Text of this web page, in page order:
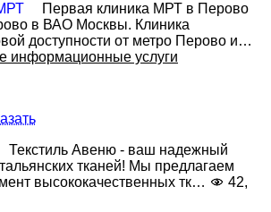
Первая клиника МРТ в Перово
в ВАО Москвы. Клиника
доступности от метро Перово и…
информационные услуги
Текстиль Авеню - ваш надежный
тканей! Мы предлагаем
высококачественных тк…
42,